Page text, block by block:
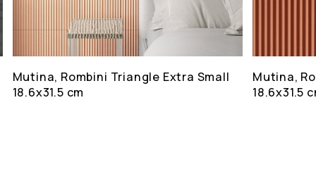
Mutina, Rombini Triangle Extra Small
18.6x31.5 cm
Mutina,
18.6x31.5